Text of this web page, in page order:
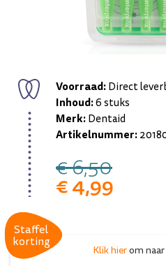
Voorraad:Direct
Inhoud:6 stuks
Merk:Dentaid
Artikelnummer:
€ 6,50
€ 4,99
Staffel
korting
Klik hierom
Staffel
korting